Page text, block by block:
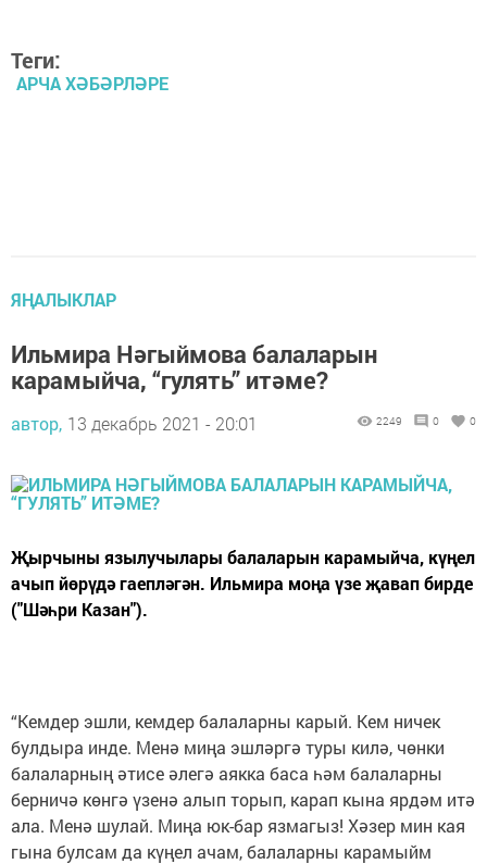
Теги:
АРЧА ХӘБӘРЛӘРЕ
ЯҢАЛЫКЛАР
Ильмира Нәгыймова балаларын
карамыйча, “гулять” итәме?
автор, 13 декабрь 2021 - 20:01 2249 0 0
Җырчыны язылучылары балаларын карамыйча, күңел
ачып йөрүдә гаепләгән. Ильмира моңа үзе җавап бирде
("Шәһри Казан").
“Кемдер эшли, кемдер балаларны карый. Кем ничек
булдыра инде. Менә миңа эшләргә туры килә, чөнки
балаларның әтисе әлегә аякка баса һәм балаларны
берничә көнгә үзенә алып торып, карап кына ярдәм итә
ала. Менә шулай. Миңа юк-бар язмагыз! Хәзер мин кая
гына булсам да күңел ачам, балаларны карамыйм